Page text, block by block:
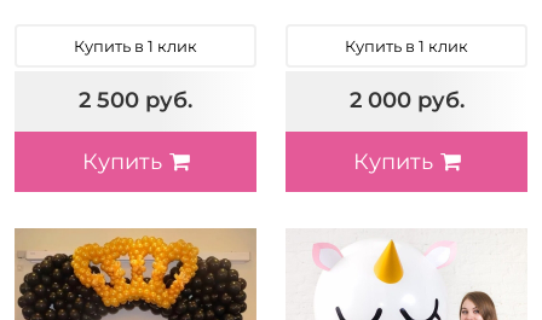
Купить в 1 клик
2 500 руб.
Купить
Купить в 1 клик
2 000 руб.
Купить